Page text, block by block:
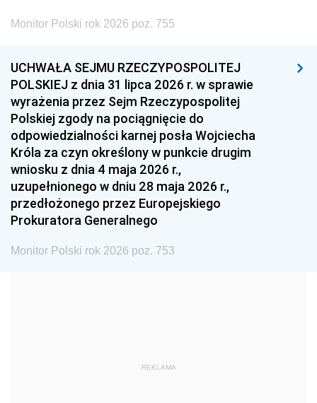
1996 1995 1994
1993 1992 1991
1990 1989
1987 1986 1985
1984 1983
1981 1980 1979
1978 1977
1975 1974
1959
Monitor Polski rok 2026 poz. 755
UCHWAŁA SEJMU RZECZYPOSPOLITEJ
POLSKIEJ z dnia 31 lipca 2026 r. w sprawie
wyrażenia przez Sejm Rzeczypospolitej
Polskiej zgody na pociągnięcie do
odpowiedzialności karnej posła Wojciecha
Króla za czyn określony w punkcie drugim
wniosku z dnia 4 maja 2026 r.,
uzupełnionego w dniu 28 maja 2026 r.,
przedłożonego przez Europejskiego
Prokuratora Generalnego
Monitor Polski rok 2026 poz. 753
REKLAMA